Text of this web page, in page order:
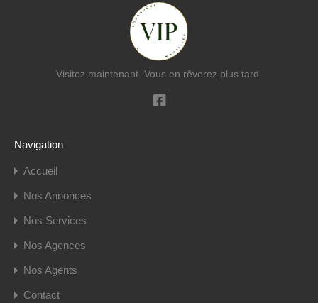
Visitez maintenant. Vous en rêverez plus tard.
Navigation
Accueil
Nos Annonces
Nos Services
Nos Agences
Nos Agents
Contact